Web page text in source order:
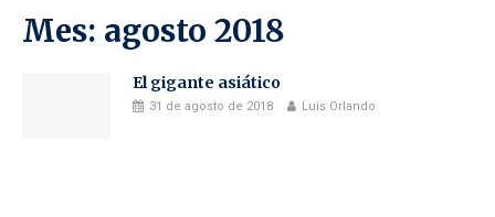
Mes: agosto 2018
El gigante asiático
31 de agosto de 2018 Luis Orlando